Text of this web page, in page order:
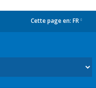
Cette page en: FR